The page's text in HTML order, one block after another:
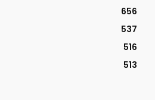
656
537
516
513